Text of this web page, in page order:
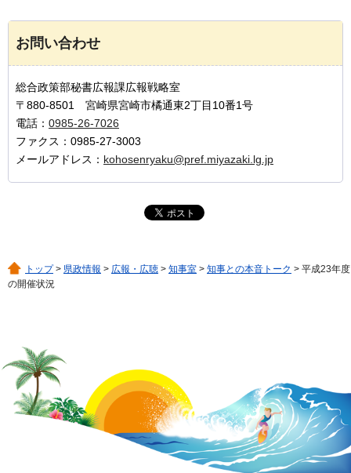
お問い合わせ
総合政策部秘書広報課広報戦略室
〒880-8501 宮崎県宮崎市橘通東2丁目10番1号
電話： 0985-26-7026
ファクス：0985-27-3003
メールアドレス： kohosenryaku@pref.miyazaki.lg.jp
トップ> 県政情報 > 広報・広聴 > 知事室 > 知事との本音トーク > 平成23年度
の開催状況